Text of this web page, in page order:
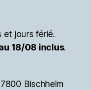
et jours férié.
18/08 inclus.
Bischheim